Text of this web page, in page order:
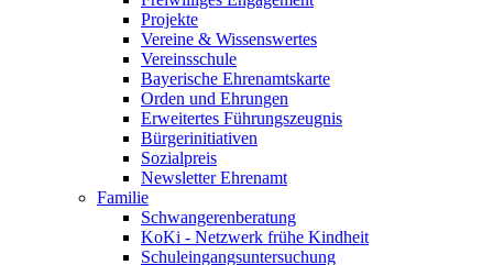
Projekte
Vereine & Wissenswertes
Vereinsschule
Bayerische Ehrenamtskarte
Orden und Ehrungen
Erweitertes Führungszeugnis
Bürgerinitiativen
Sozialpreis
Newsletter Ehrenamt
Familie
Schwangerenberatung
KoKi - Netzwerk frühe Kindheit
Schuleingangsuntersuchung